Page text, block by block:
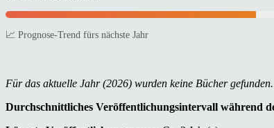
📈 Prognose-Trend fürs nächste Jahr
Für das aktuelle Jahr (2026) wurden keine Bücher gefunden.
Durchschnittliches Veröffentlichungsintervall während